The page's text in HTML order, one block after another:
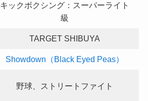
キックボクシング：スーパーライト
級
TARGET SHIBUYA
Showdown（Black Eyed Peas）
野球、ストリートファイト